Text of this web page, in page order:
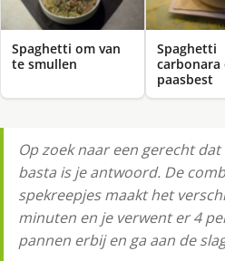
Spaghetti om van
te smullen
Spaghetti
carbonara
paasbest
Op zoek naar een gerecht
basta is je antwoord. De
spekreepjes maakt het
minuten en je verwent er 4
pannen erbij en ga aan de